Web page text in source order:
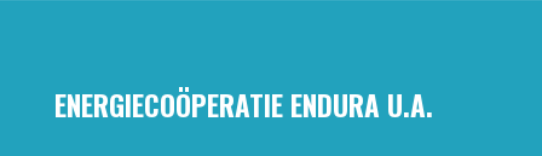
ENERGIECOÖPERATIE ENDURA U.A.